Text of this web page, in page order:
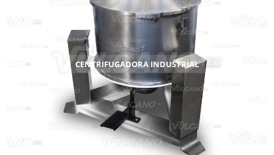
CENTRIFUGADORA INDUSTRIAL